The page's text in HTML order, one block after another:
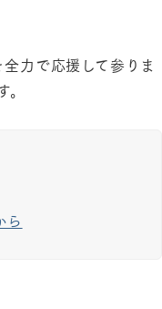
力で応援して参りま
ら